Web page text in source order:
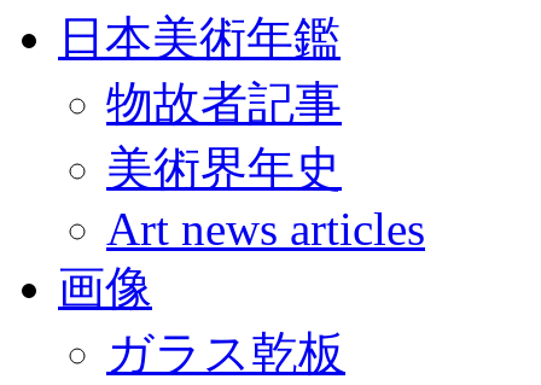
日本美術年鑑
物故者記事
美術界年史
Art news articles
画像
ガラス乾板